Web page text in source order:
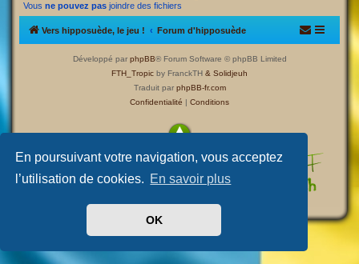
En poursuivant votre navigation, vous acceptez
l’utilisation de cookies. En savoir plus
OK
Vous ne pouvez pas joindre des fichiers
Vers hipposuède, le jeu ! Forum d'hipposuède
Développé par phpBB® Forum Software © phpBB Limited
FTH_Tropic by FranckTH & Solidjeuh
Traduit par phpBB-fr.com
Confidentialité | Conditions